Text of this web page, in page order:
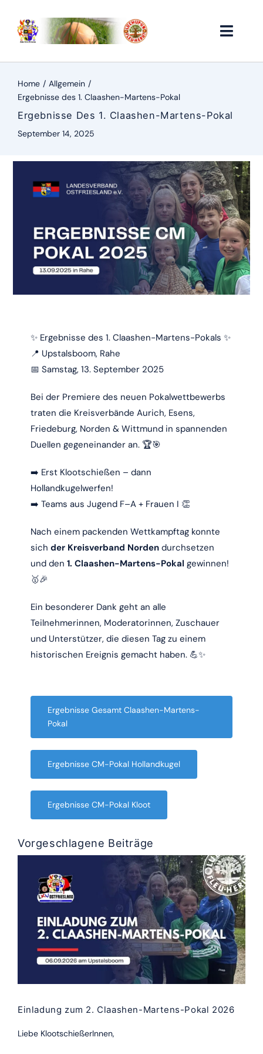
Inhalt
springen
Toggle
Vereinsservice
Ergebnisse
Links
Home
Allgemein
Ergebnisse des 1. Claashen-Martens-Pokal
Ergebnisse Des 1. Claashen-Martens-Pokal
September 14, 2025
✨ Ergebnisse des 1. Claashen-Martens-Pokals ✨
📍 Upstalsboom, Rahe
📅 Samstag, 13. September 2025
Bei der Premiere des neuen Pokalwettbewerbs
traten die Kreisverbände Aurich, Esens,
Friedeburg, Norden & Wittmund in spannenden
Duellen gegeneinander an. 🏆🎯
➡️ Erst Klootschießen – dann
Hollandkugelwerfen!
➡️ Teams aus Jugend F–A + Frauen I 👏
Nach einem packenden Wettkampftag konnte
sichder Kreisverband Norden durchsetzen
und den1. Claashen-Martens-Pokal gewinnen!
🥇🎉
Ein besonderer Dank geht an alle
Teilnehmerinnen, Moderatorinnen, Zuschauer
und Unterstützer, die diesen Tag zu einem
historischen Ereignis gemacht haben. 💪✨
Ergebnisse Gesamt Claashen-Martens-
Pokal
Ergebnisse CM-Pokal Hollandkugel
Ergebnisse CM-Pokal Kloot
Vorgeschlagene Beiträge
Einladung zum 2. Claashen-Martens-Pokal 2026
Liebe KlootschießerInnen,